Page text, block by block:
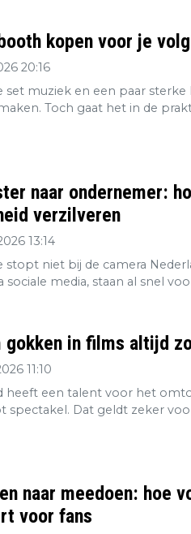
kopen voor je
20:16
set muziek en een paar
Toch gaat het in de
naar ondernemer:
verzilveren
13:14
stopt niet bij de camera
sociale media, staan al snel
gokken in films altijd
11:10
heeft een talent voor het
spectakel. Dat geldt zeker
naar meedoen: hoe
voor fans